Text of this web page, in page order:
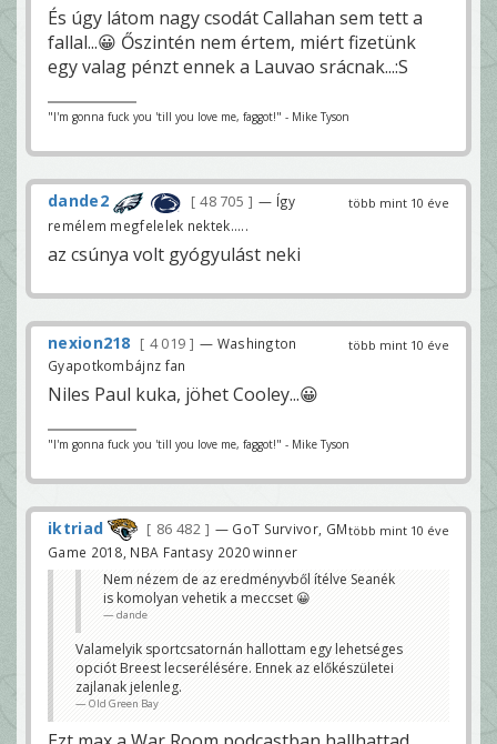
És úgy látom nagy csodát Callahan sem tett a
fallal...😀 Őszintén nem értem, miért fizetünk
egy valag pénzt ennek a Lauvao srácnak...:S
"I'm gonna fuck you 'till you love me, faggot!" - Mike Tyson
több mint 10 éve
dande2 48 705
— Így
remélem megfelelek nektek.....
az csúnya volt gyógyulást neki
több mint 10 éve
nexion218 4 019
— Washington
Gyapotkombájnz fan
Niles Paul kuka, jöhet Cooley...😀
"I'm gonna fuck you 'till you love me, faggot!" - Mike Tyson
több mint 10 éve
iktriad 86 482
— GoT Survivor, GM
Game 2018, NBA Fantasy 2020 winner
Nem nézem de az eredményvből ítélve Seanék
is komolyan vehetik a meccset 😀
dande
Valamelyik sportcsatornán hallottam egy lehetséges
opciót Breest lecserélésére. Ennek az előkészületei
zajlanak jelenleg.
Old Green Bay